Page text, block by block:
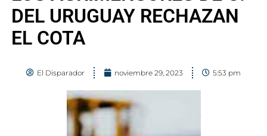
DEL URUGUAY RECHAZAN
EL COTA
El Disparador noviembre 29, 2023 5:53 pm